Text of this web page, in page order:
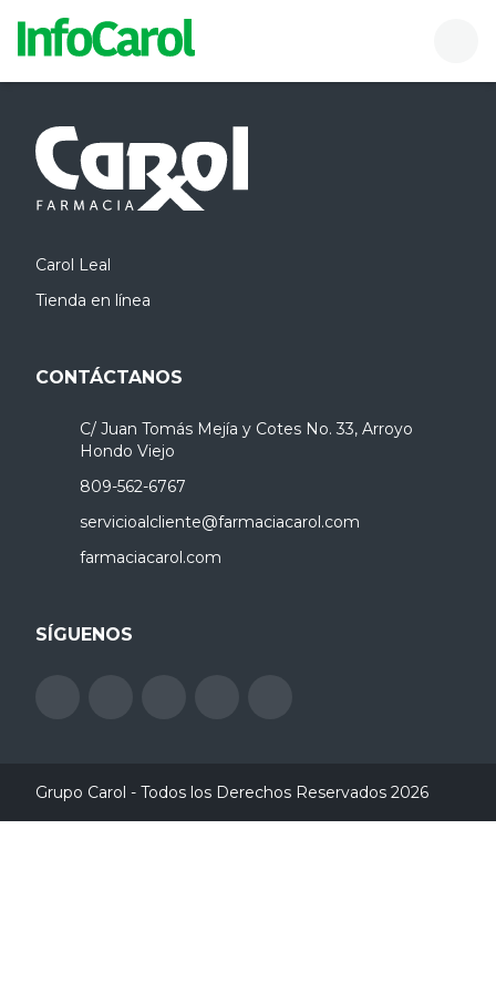
InfoCarol
Carol Leal
Tienda en línea
CONTÁCTANOS
C/ Juan Tomás Mejía y Cotes No. 33, Arroyo
Hondo Viejo
809-562-6767
servicioalcliente@farmaciacarol.com
farmaciacarol.com
SÍGUENOS
Grupo Carol - Todos los Derechos Reservados 2026